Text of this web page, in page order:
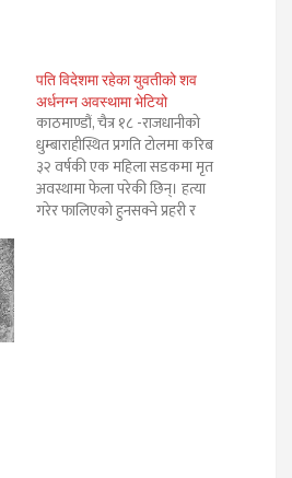
पति विदेशमा रहेका युवतीको शव
अर्धनग्न अवस्थामा भेटियो
काठमाण्डौं, चैत्र १८ -राजधानीको
धुम्बाराहीस्थित प्रगति टोलमा करिब
३२ वर्षकी एक महिला सडकमा मृत
अवस्थामा फेला परेकी छिन्। हत्या
गरेर फालिएको हुनसक्ने प्रहरी र